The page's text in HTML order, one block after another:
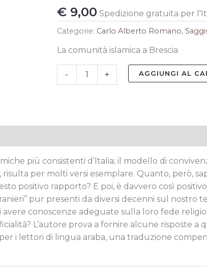
€9,00 Spedizione gratuita per
Categorie: Carlo Alberto Romano,
La comunità islamica a Brescia
- + AGGIUNGI AL
più consistenti d’Italia; il modello di
per molti versi esemplare. Quanto, però,
positivo rapporto? E poi, è davvero così
pur presenti da diversi decenni sul nostro
avere conoscenze adeguate sulla loro fede
L’autore prova a fornire alcune risposte a
per i lettori di lingua araba, una traduzione